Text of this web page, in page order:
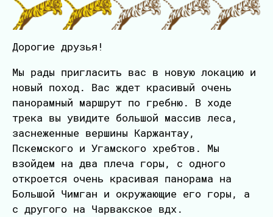
Дорогие друзья!
Мы рады пригласить вас в новую локацию и
новый поход. Вас ждет красивый очень
панорамный маршрут по гребню. В ходе
трека вы увидите большой массив леса,
заснеженные вершины Каржантау,
Пскемского и Угамского хребтов. Мы
взойдем на два плеча горы, с одного
откроется очень красивая панорама на
Большой Чимган и окружающие его горы, а
с другого на Чарвакское вдх.